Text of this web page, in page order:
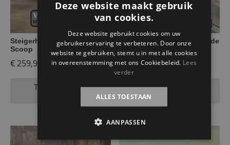
Steigerhouten hondenmand
Scoop
€259,95
Toevoegen aan
Trapleuning van geschaafde
kastanje palen
€750,00
Toevoegen aan
winkelwagen
Deze website maakt gebruik
van cookies.
Deze website gebruikt cookies om uw
gebruikerservaring te verbeteren. Door onze
website te gebruiken, stemt u in met alle cookies
in overeenstemming met ons Cookiebeleid. Lees
verder
ALLES TOESTAAN
AANPASSEN